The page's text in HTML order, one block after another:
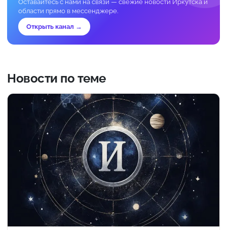
Оставайтесь с нами на связи — свежие новости Иркутска и
области прямо в мессенджере.
Открыть канал →
Новости по теме